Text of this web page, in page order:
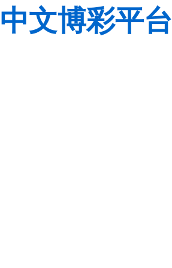
中文博彩平台